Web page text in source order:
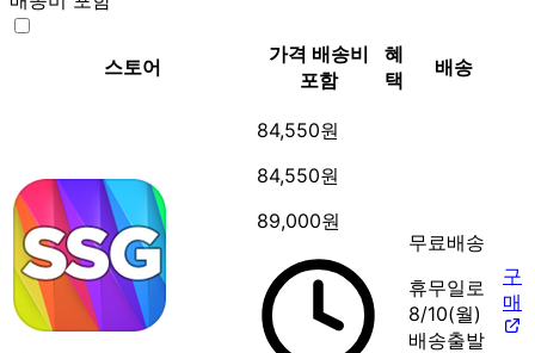
스토어
가격 배송비
포함
혜
택
배송
84,550원
84,550원
89,000원
무료배송
휴무일로
8/10(월)
배송출발
구
매